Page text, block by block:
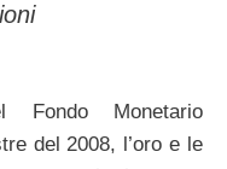
Monetario
del 2008, l’oro e le